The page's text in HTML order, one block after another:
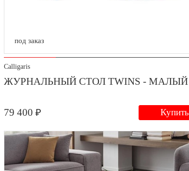
под заказ
Calligaris
ЖУРНАЛЬНЫЙ СТОЛ TWINS - МАЛЫЙ
79 400 ₽ Купить